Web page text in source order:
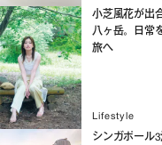
小芝風花が出
八ヶ岳。日常
旅へ
Lifestyle
シンガポール